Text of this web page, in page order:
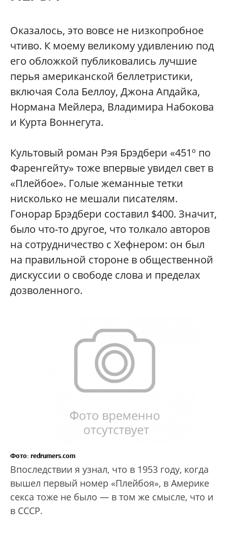
Оказалось, это вовсе не низкопробное
чтиво. К моему великому удивлению под
его обложкой публиковались лучшие
перья американской беллетристики,
включая Сола Беллоу, Джона Апдайка,
Нормана Мейлера, Владимира Набокова
и Курта Воннегута.
Культовый роман Рэя Брэдбери «451º по
Фаренгейту» тоже впервые увидел свет в
«Плейбое». Голые жеманные тетки
нисколько не мешали писателям.
Гонорар Брэдбери составил $400. Значит,
было что-то другое, что толкало авторов
на сотрудничество с Хефнером: он был
на правильной стороне в общественной
дискуссии о свободе слова и пределах
дозволенного.
Фото: redrumers.com
Впоследствии я узнал, что в 1953 году, когда
вышел первый номер «Плейбоя», в Америке
секса тоже не было — в том же смысле, что и
в СССР.